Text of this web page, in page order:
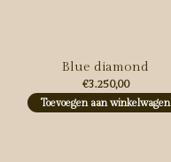
Blue diamond
€3.250,00
Toevoegen aan winkelwagen